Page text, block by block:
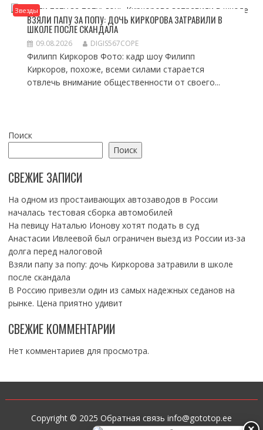
Звезды
ВЗЯЛИ ПАПУ ЗА ПОПУ: ДОЧЬ КИРКОРОВА ЗАТРАВИЛИ В
ШКОЛЕ ПОСЛЕ СКАНДАЛА
09.08.2026 DIGIS567COPE
Филипп Киркоров Фото: кадр шоу Филипп
Киркоров, похоже, всеми силами старается
отвлечь внимание общественности от своего...
Поиск
Поиск
СВЕЖИЕ ЗАПИСИ
На одном из простаивающих автозаводов в России
началась тестовая сборка автомобилей
На певицу Наталью Ионову хотят подать в суд
Анастасии Ивлеевой был ограничен выезд из России из-за
долга перед налоговой
Взяли папу за попу: дочь Киркорова затравили в школе
после скандала
В Россию привезли один из самых надежных седанов на
рынке. Цена приятно удивит
СВЕЖИЕ КОММЕНТАРИИ
Нет комментариев для просмотра.
Copyright © 2025 Обратная связь info@gototop.ee